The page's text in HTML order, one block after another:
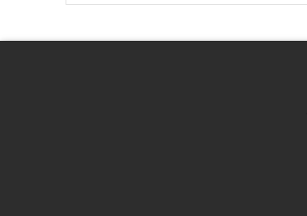
technologie od společnosti
technologie je používána na
. Publikování a šíření